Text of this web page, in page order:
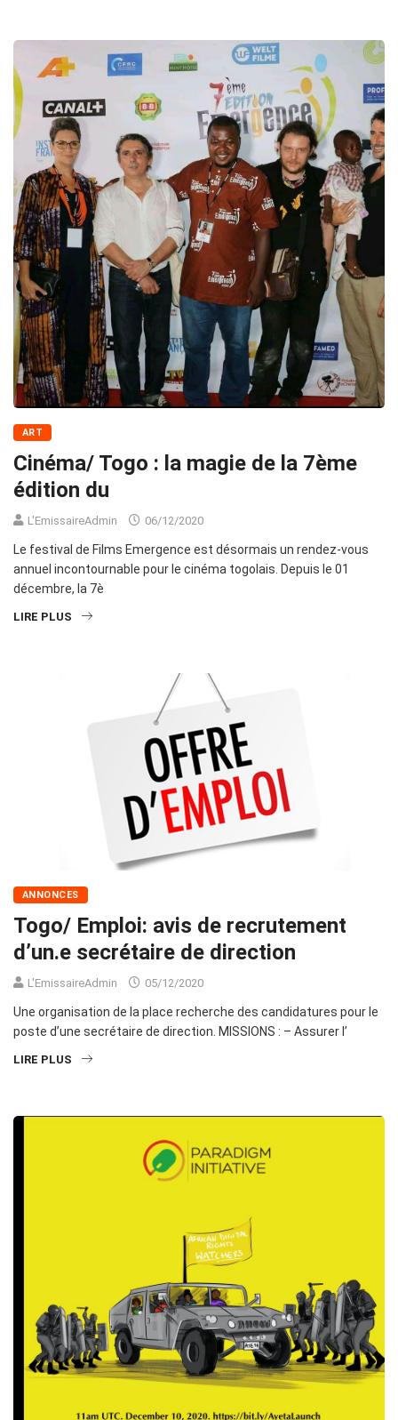
ART
Cinéma/ Togo : la magie de la 7ème
édition du
L'EmissaireAdmin 06/12/2020
Le festival de Films Emergence est désormais un rendez-vous
annuel incontournable pour le cinéma togolais. Depuis le 01
décembre, la 7è
LIRE PLUS
ANNONCES
Togo/ Emploi: avis de recrutement
d’un.e secrétaire de direction
L'EmissaireAdmin 05/12/2020
Une organisation de la place recherche des candidatures pour le
poste d’une secrétaire de direction. MISSIONS : – Assurer l’
LIRE PLUS